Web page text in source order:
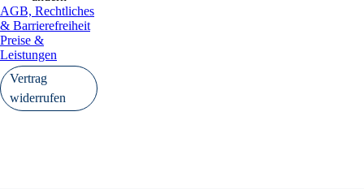
AGB, Rechtliches
& Barrierefreiheit
Preise &
Leistungen
Vertrag
widerrufen